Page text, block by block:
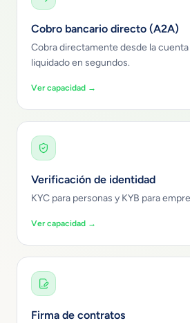
Cobro bancario directo (A2A)
Cobra directamente desde la cuenta
liquidado en segundos.
Ver capacidad →
Verificación de identidad
KYC para personas y KYB para
Ver capacidad →
Firma de contratos